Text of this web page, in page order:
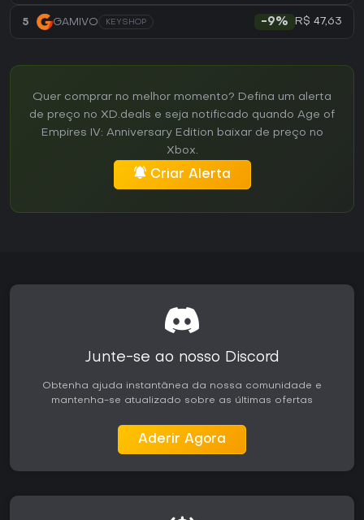
5 GAMIVO KEYSHOP -9% R$ 47,63
Quer comprar no melhor momento? Defina um alerta
de preço no XD.deals e seja notificado quando Age of
Empires IV: Anniversary Edition baixar de preço no
Xbox.
Criar Alerta
Junte-se ao nosso Discord
Obtenha ajuda instantânea da nossa comunidade e
mantenha-se atualizado sobre as últimas ofertas
Aderir Agora